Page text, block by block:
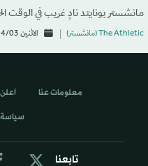
مانشستر يونايتد نادٍ غريب في الوقت
The Athletic (مانشستر) الاثنين 24/03 - 15:15
تابعنا
معلومات عنا